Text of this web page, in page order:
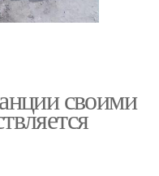
своими